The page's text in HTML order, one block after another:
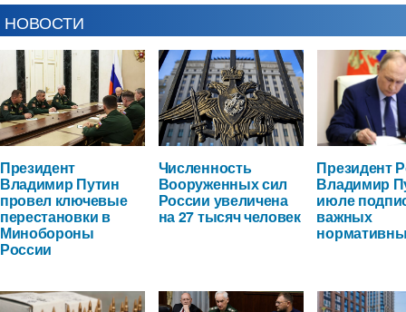
НОВОСТИ
Президент
Владимир Путин
провел ключевые
перестановки в
Минобороны
России
Численность
Вооруженных сил
России увеличена
на 27 тысяч человек
Президент
Владимир
июле
важных